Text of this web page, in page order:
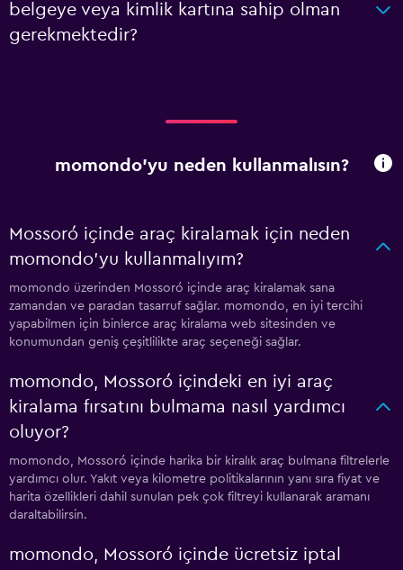
belgeye veya kimlik kartına sahip olman
gerekmektedir?
momondo'yu neden kullanmalısın?
Mossoró içinde araç kiralamak için neden
momondo'yu kullanmalıyım?
momondo üzerinden Mossoró içinde araç kiralamak sana
zamandan ve paradan tasarruf sağlar. momondo, en iyi tercihi
yapabilmen için binlerce araç kiralama web sitesinden ve
konumundan geniş çeşitlilikte araç seçeneği sağlar.
momondo, Mossoró içindeki en iyi araç
kiralama fırsatını bulmama nasıl yardımcı
oluyor?
momondo, Mossoró içinde harika bir kiralık araç bulmana filtrelerle
yardımcı olur. Yakıt veya kilometre politikalarının yanı sıra fiyat ve
harita özellikleri dahil sunulan pek çok filtreyi kullanarak aramanı
daraltabilirsin.
momondo, Mossoró içinde ücretsiz iptal